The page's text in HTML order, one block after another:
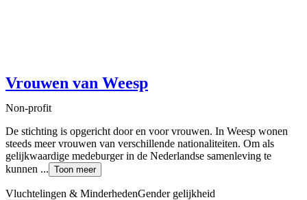
Vrouwen van Weesp
Non-profit
De stichting is opgericht door en voor vrouwen. In Weesp wonen
steeds meer vrouwen van verschillende nationaliteiten. Om als
gelijkwaardige medeburger in de Nederlandse samenleving te
kunnen ... Toon meer
Vluchtelingen & MinderhedenGender gelijkheid